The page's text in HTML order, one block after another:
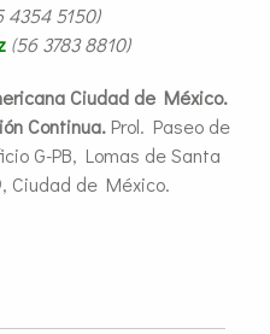
4354 5150)
(56 3783 8810)
Ciudad de México.
Continua. Prol. Paseo de
G-PB, Lomas de Santa
Ciudad de México.